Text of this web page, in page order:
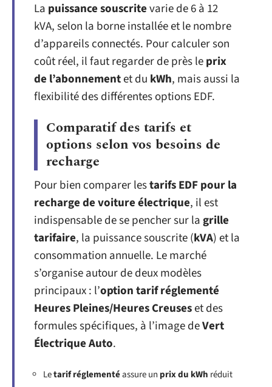
La puissance souscritevarie de 6 à 12
kVA, selon la borne installée et le nombre
d’appareils connectés. Pour calculer son
coût réel, il faut regarder de près leprix
de l’abonnementet du kWh, mais aussi la
flexibilité des différentes options EDF.
Comparatif des tarifs et
options selon vos besoins de
recharge
Pour bien comparer lestarifs EDF pour la
recharge de voiture électrique, il est
indispensable de se pencher sur lagrille
tarifaire, la puissance souscrite (kVA) et la
consommation annuelle. Le marché
s’organise autour de deux modèles
principaux : l’option tarif réglementé
Heures Pleines/Heures Creuseset des
formules spécifiques, à l’image deVert
Électrique Auto.
Letarif réglementéassure un prix du kWh réduit